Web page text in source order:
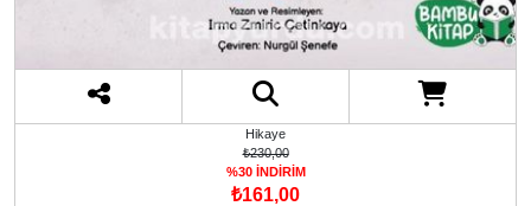
Hikaye
₺230,00
%30 İNDİRİM
₺161,00